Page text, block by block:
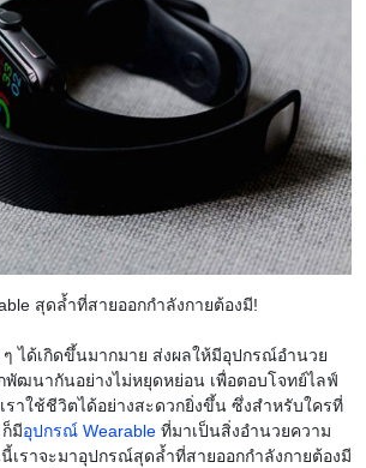
สุดล้ำที่สายออกกำลังกายต้องมี!
ได้เกิดขึ้นมากมาย ส่งผลให้มีอุปกรณ์อำนวย
ฒนากันอย่างไม่หยุดหย่อน เพื่อตอบโจทย์ไลฟ์
ราใช้ชีวิตได้อย่างสะดวกยิ่งขึ้น ซึ่งสำหรับใครที่
มีอุปกรณ์ Wearable ที่มาเป็นสิ่งอำนวยความ
เราจะมาอุปกรณ์สุดล้ำที่สายออกกำลังกายต้องมี